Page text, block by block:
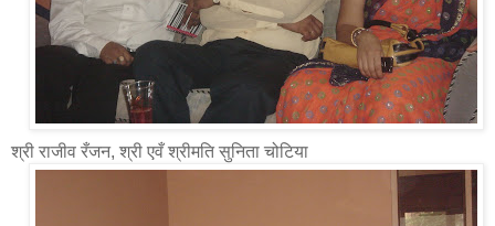
श्री राजीव रँजन, श्री एवँ श्रीमति सुनिता चोटिया